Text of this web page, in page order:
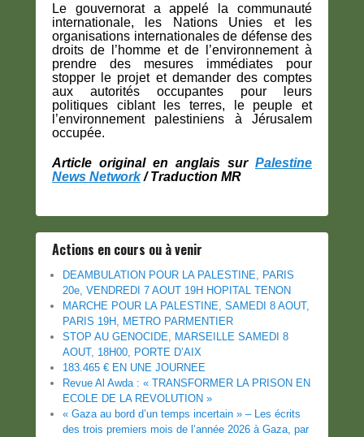
Le gouvernorat a appelé la communauté
internationale, les Nations Unies et les
organisations internationales de défense des
droits de l’homme et de l’environnement à
prendre des mesures immédiates pour
stopper le projet et demander des comptes
aux autorités occupantes pour leurs
politiques ciblant les terres, le peuple et
l’environnement palestiniens à Jérusalem
occupée.
Article original en anglais sur Palestine
News Network/ Traduction MR
Actions en cours ou à venir
DEAMBULATION POUR LA PALESTINE, PARIS
20e, VENDREDI 7 AOUT 19H HOPITAL TENON
MARCHE POUR LA PALESTINE, SAMEDI 8 AOUT,
PARIS 19H, METRO PARMENTIER
STOP AU GENOCIDE, MARSEILLE SAMEDI 8
AOUT, 18H00, PORTE D’AIX
183.465 € EN UNE JOURNEE
Revue Al Awda : « TRANSFORMER LA PRISON EN
ECOLE DE LA REVOLUTION »
« Gaza au bord d’un temps incertain » – Les écrits
des trois premiers mois de l’année 2026 à Gaza, par